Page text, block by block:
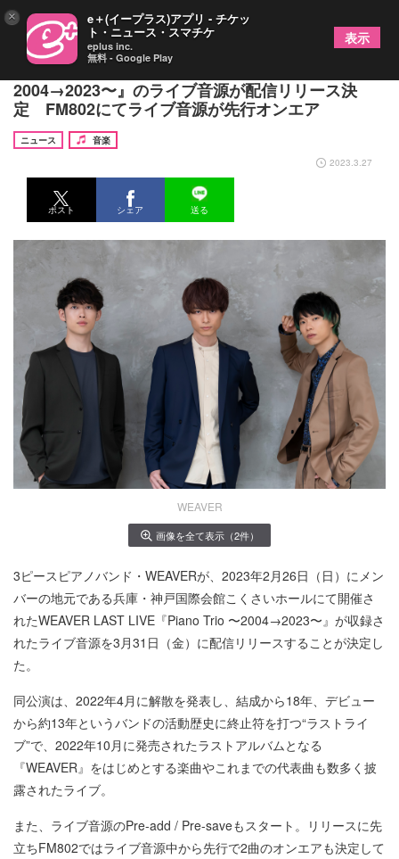
WEAVER、ラストライブ『Piano Trio 〜
2004→2023〜』のライブ音源が配信リリース決
定 FM802にてライブ音源が先行オンエア
ニュース
音楽
2023.3.27
ポスト シェア 送る
WEAVER
画像を全て表示（2件）
3ピースピアノバンド・WEAVERが、2023年2月26日（日）にメン
バーの地元である兵庫・神戸国際会館こくさいホールにて開催さ
れたWEAVER LAST LIVE『Piano Trio 〜2004→2023〜』が収録さ
れたライブ音源を3月31日（金）に配信リリースすることが決定し
た。
同公演は、2022年4月に解散を発表し、結成から18年、デビュー
から約13年というバンドの活動歴史に終止符を打つ“ラストライ
ブ”で、2022年10月に発売されたラストアルバムとなる
『WEAVER』をはじめとする楽曲やこれまでの代表曲も数多く披
露されたライブ。
また、ライブ音源のPre-add / Pre-saveもスタート。リリースに先
立ちFM802ではライブ音源中から先行で2曲のオンエアも決定して
× e＋(イープラス)アプリ - チケッ
ト・ニュース・スマチケ
eplus inc.
無料 - Google Play
表示